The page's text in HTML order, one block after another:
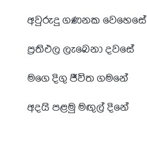
අවුරුදු ගණනක වෙහෙසේ
ප්‍රතිඵල ලැබෙනා දවසේ
මගෙ දිගු ජීවිත ගමනේ
අදයි පළමු මඟුල් දිනේ